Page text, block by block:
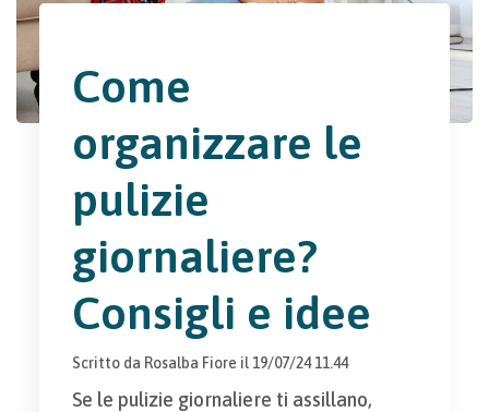
Come
organizzare le
pulizie
giornaliere?
Consigli e idee
Scritto da Rosalba Fiore il 19/07/24 11.44
Se le pulizie giornaliere ti assillano,